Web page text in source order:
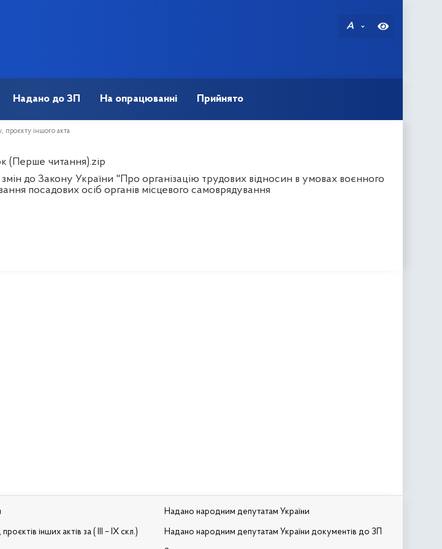
A
Надано до ЗП На опрацюванні Прийнято
проєкту іншого акта
(Перше читання).zip
до Закону України "Про організацію трудових відносин в умовах воєнного
посадових осіб органів місцевого самоврядування
інших актів за ( III – IX скл.)
Надано народним депутатам України
Надано народним депутатам України документів до ЗП